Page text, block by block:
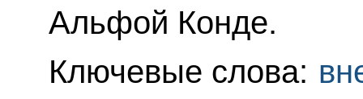
Альфой Конде.
Ключевые слова: